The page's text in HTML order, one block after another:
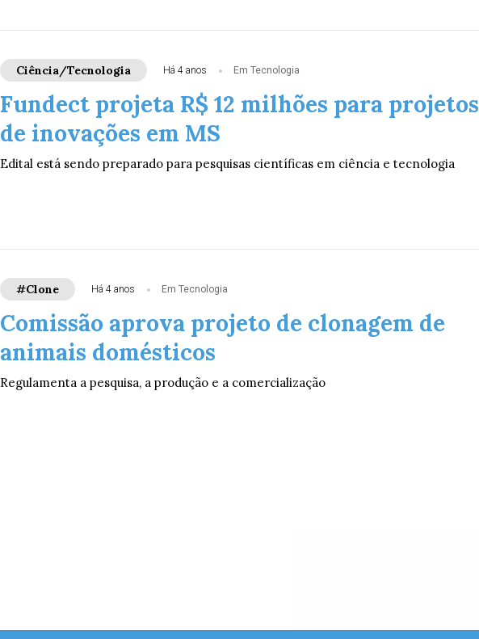
Ciência/Tecnologia Há 4 anos Em Tecnologia
Fundect projeta R$ 12 milhões para projetos
de inovações em MS
Edital está sendo preparado para pesquisas científicas em ciência e tecnologia
#Clone Há 4 anos Em Tecnologia
Comissão aprova projeto de clonagem de
animais domésticos
Regulamenta a pesquisa, a produção e a comercialização